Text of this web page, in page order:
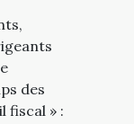
des
fiscal » :